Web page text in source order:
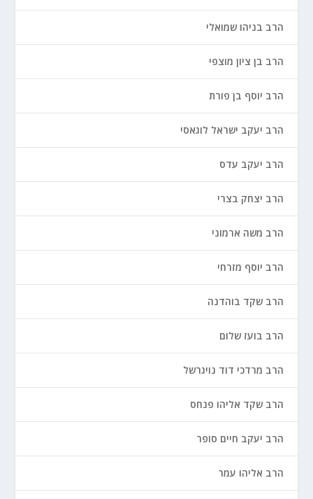
הרב בניהו שמואלי
הרב בן ציון מוצפי
הרב יוסף בן פורת
הרב יעקב ישראל לוגאסי
הרב יעקב עדס
הרב יצחק בצרי
הרב משה ארמוני
הרב יוסף מזרחי
הרב שקד בוהדנה
הרב בועז שלום
הרב מרדכי דוד נויגרשל
הרב שקד אליהו פנחס
הרב יעקב חיים סופר
הרב אליהו עמר